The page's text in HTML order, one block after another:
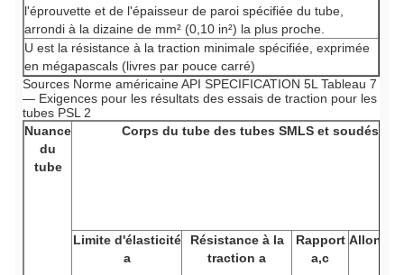
l'éprouvette et de l'épaisseur de paroi spécifiée du tube,
arrondi à la dizaine de mm² (0,10 in²) la plus proche.
U est la résistance à la traction minimale spécifiée, exprimée
en mégapascals (livres par pouce carré)
Sources Norme américaine API SPECIFICATION 5L Tableau 7
— Exigences pour les résultats des essais de traction pour les
tubes PSL 2
Nuance
du
tube
Corps du tube des tubes SMLS et soudés
Limite d'élasticité
a
Résistance à la
traction a
Rapport
a,c